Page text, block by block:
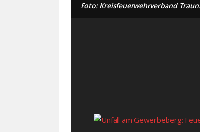
Foto: Kreisfeuerwehrverband